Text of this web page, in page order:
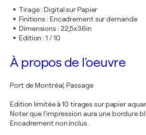
Tirage:Digital sur Papier
Finitions : Encadrement sur demande
Dimensions : 22,5x36in
Edition :1 / 10
À propos de l'oeuvre
Port de Montréal, Passage
Edition limitée à 10 tirages sur papier
Noter que l'impression aura une bordure
Encadrement non inclus.